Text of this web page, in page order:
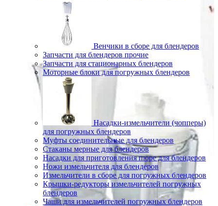
Венчики в сборе для блендеров
Запчасти для блендеров прочие
Запчасти для стационарных блендеров
Моторные блоки для погружных блендеров
Насадки-измельчители (чопперы)
для погружных блендеров
Муфты соединительные для блендеров
Стаканы мерные для блендеров
Насадки для приготовления пюре для блендеров
Ножи измельчителя для блендеров
Измельчители в сборе для погружных блендеров
Крышки-редукторы измельчителей погружных
блендеров
Чаши для измельчителей погружных блендеров